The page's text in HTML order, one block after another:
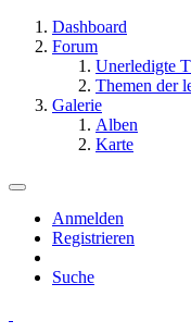
Dashboard
Forum
Unerledigte
Themen der
Galerie
Alben
Karte
Anmelden
Registrieren
Suche